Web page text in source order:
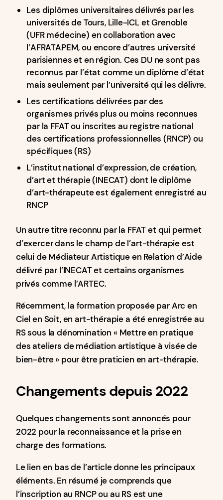
Les diplômes universitaires délivrés par les
universités de Tours, Lille-ICL et Grenoble
(UFR médecine) en collaboration avec
l’AFRATAPEM, ou encore d’autres université
parisiennes et en région. Ces DU ne sont pas
reconnus par l’état comme un diplôme d’état
mais seulement par l’université qui les délivre.
Les certifications délivrées par des
organismes privés plus ou moins reconnues
par la FFAT ou inscrites au registre national
des certifications professionnelles (RNCP) ou
spécifiques (RS)
L’institut national d’expression, de création,
d’art et thérapie (INECAT) dont le diplôme
d’art-thérapeute est également enregistré au
RNCP
Un autre titre reconnu par la FFAT et qui permet
d’exercer dans le champ de l’art-thérapie est
celui de Médiateur Artistique en Relation d’Aide
délivré par l’INECAT et certains organismes
privés comme l’ARTEC.
Récemment, la formation proposée par Arc en
Ciel en Soit, en art-thérapie a été enregistrée au
RS sous la dénomination « Mettre en pratique
des ateliers de médiation artistique à visée de
bien-être » pour être praticien en art-thérapie.
Changements depuis 2022
Quelques changements sont annoncés pour
2022 pour la reconnaissance et la prise en
charge des formations.
Le lien en bas de l’article donne les principaux
éléments. En résumé je comprends que
l’inscription au RNCP ou au RS est une